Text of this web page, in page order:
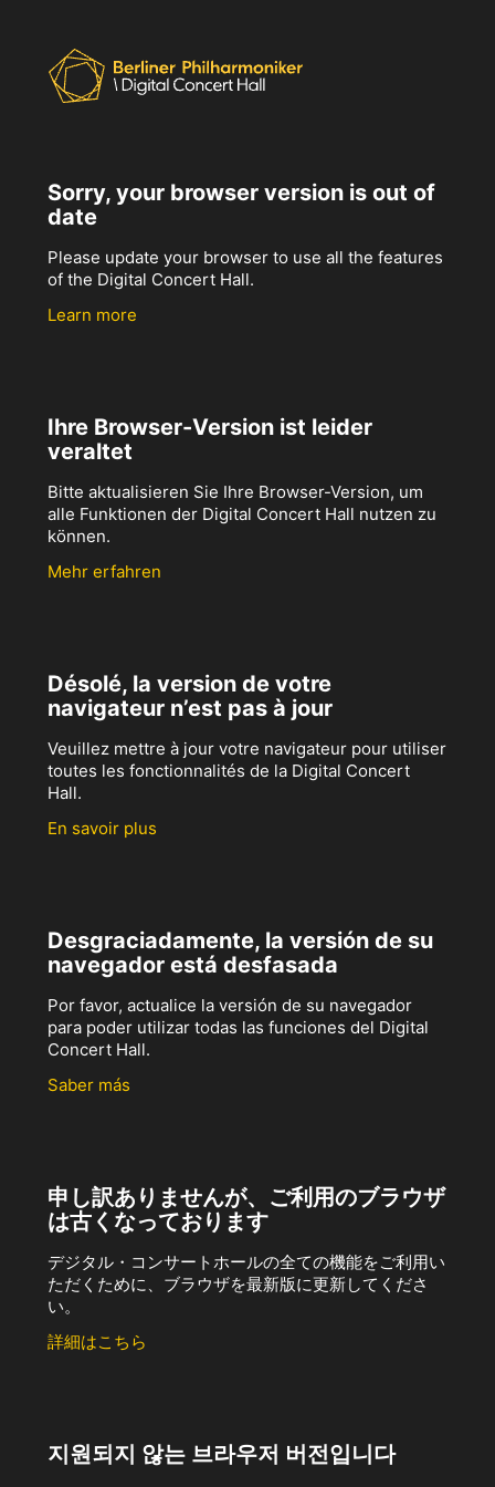
Sorry, your browser version is out of
date
Please update your browser to use all the features
of the Digital Concert Hall.
Learn more
Ihre Browser-Version ist leider
veraltet
Bitte aktualisieren Sie Ihre Browser-Version, um
alle Funktionen der Digital Concert Hall nutzen zu
können.
Mehr erfahren
Désolé, la version de votre
navigateur n’est pas à jour
Veuillez mettre à jour votre navigateur pour utiliser
toutes les fonctionnalités de la Digital Concert
Hall.
En savoir plus
Desgraciadamente, la versión de su
navegador está desfasada
Por favor, actualice la versión de su navegador
para poder utilizar todas las funciones del Digital
Concert Hall.
Saber más
申し訳ありませんが、ご利用のブラウザ
は古くなっております
デジタル・コンサートホールの全ての機能をご利用い
ただくために、ブラウザを最新版に更新してくださ
い。
詳細はこちら
지원되지 않는 브라우저 버전입니다